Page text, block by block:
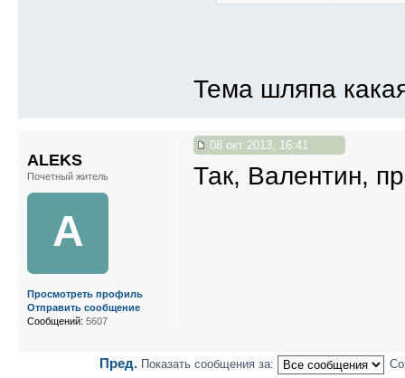
Тема шляпа
08 окт 2013, 16:41
Так, Валентин,
ALEKS
Почетный житель
A
Просмотреть профиль
Отправить сообщение
Сообщений: 5607
Пред. Показать сообщения за: